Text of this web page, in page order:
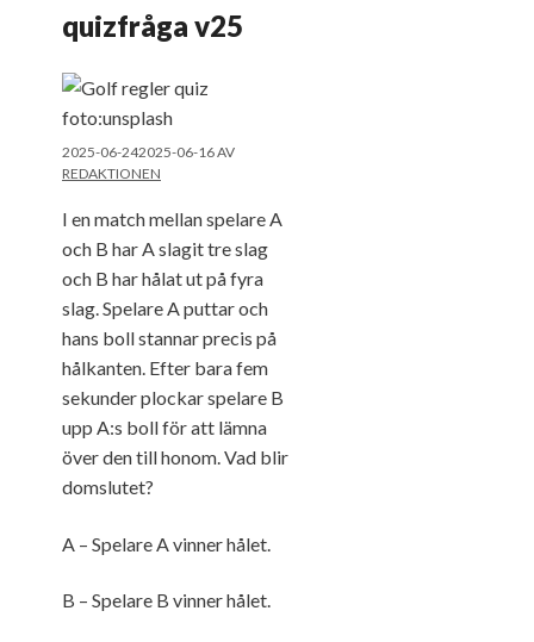
quizfråga v25
2025-06-242025-06-16AV
REDAKTIONEN
I en match mellan spelare A
och B har A slagit tre slag
och B har hålat ut på fyra
slag. Spelare A puttar och
hans boll stannar precis på
hålkanten. Efter bara fem
sekunder plockar spelare B
upp A:s boll för att lämna
över den till honom. Vad blir
domslutet?
A – Spelare A vinner hålet.
B – Spelare B vinner hålet.